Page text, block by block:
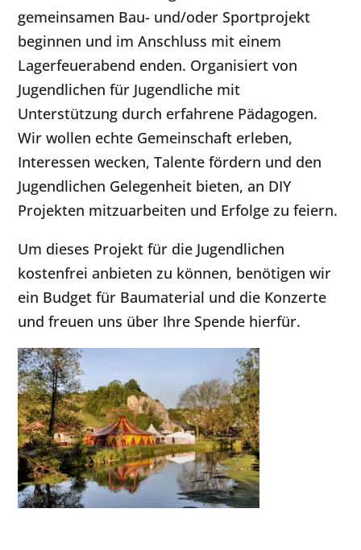
gemeinsamen Bau- und/oder Sportprojekt
beginnen und im Anschluss mit einem
Lagerfeuerabend enden. Organisiert von
Jugendlichen für Jugendliche mit
Unterstützung durch erfahrene Pädagogen.
Wir wollen echte Gemeinschaft erleben,
Interessen wecken, Talente fördern und den
Jugendlichen Gelegenheit bieten, an DIY
Projekten mitzuarbeiten und Erfolge zu feiern.
Um dieses Projekt für die Jugendlichen
kostenfrei anbieten zu können, benötigen wir
ein Budget für Baumaterial und die Konzerte
und freuen uns über Ihre Spende hierfür.